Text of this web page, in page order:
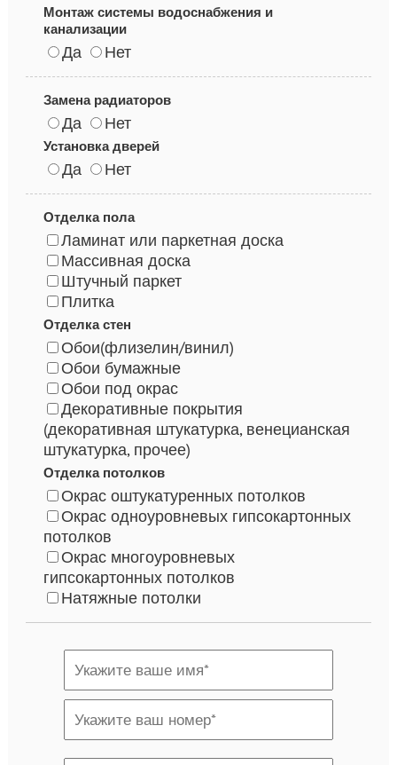
Монтаж системы водоснабжения и
канализации
Да Нет
Замена радиаторов
Да Нет
Установка дверей
Да Нет
Отделка пола
Ламинат или паркетная доска
Массивная доска
Штучный паркет
Плитка
Отделка стен
Обои(флизелин/винил)
Обои бумажные
Обои под окрас
Декоративные покрытия
(декоративная штукатурка, венецианская
штукатурка, прочее)
Отделка потолков
Окрас оштукатуренных потолков
Окрас одноуровневых гипсокартонных
потолков
Окрас многоуровневых
гипсокартонных потолков
Натяжные потолки